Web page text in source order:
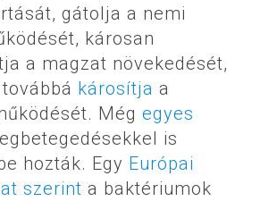
gátolja a nemi
károsan
a magzat növekedését,
károsítja a
Még egyes
is
hozták. Egy Európai
szerint a baktériumok